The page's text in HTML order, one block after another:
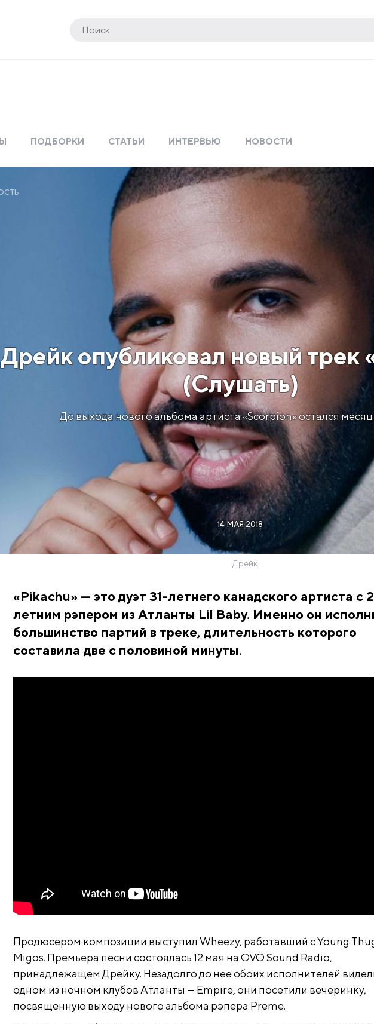
ПОДБОРКИ СТАТЬИ ИНТЕРВЬЮ НОВОСТИ
Дрейк опубликовал новый трек
(Слушать)
До выхода нового альбома артиста «Scorpion» остался месяц
14 МАЯ 2018
Дрейк
«Pikachu» — это дуэт 31-летнего канадского артиста с
летним рэпером из Атланты Lil Baby. Именно он
большинство партий в треке, длительность которого
составила две с половиной минуты.
Продюсером композиции выступил Wheezy, работавший с Young
Migos. Премьера песни состоялась 12 мая на OVO Sound Radio,
принадлежащем Дрейку. Незадолго до нее обоих исполнителей
одном из ночном клубов Атланты — Empire, они посетили вечеринку,
посвященную выходу нового альбома рэпера Preme.